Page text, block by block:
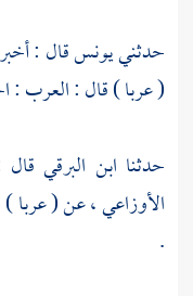
حدثنييونسقال :
( عربا ) قال : العرب :
حدثنا ابن البرقي
الأوزاعي، عن (
.